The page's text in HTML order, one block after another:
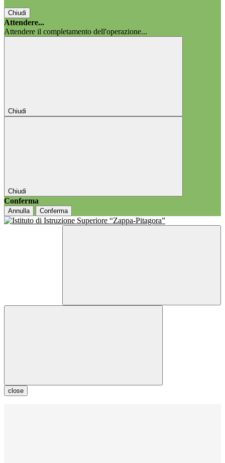
Chiudi
Attendere...
Attendere il completamento dell'operazione...
Chiudi
Chiudi
Conferma
Annulla Conferma
close